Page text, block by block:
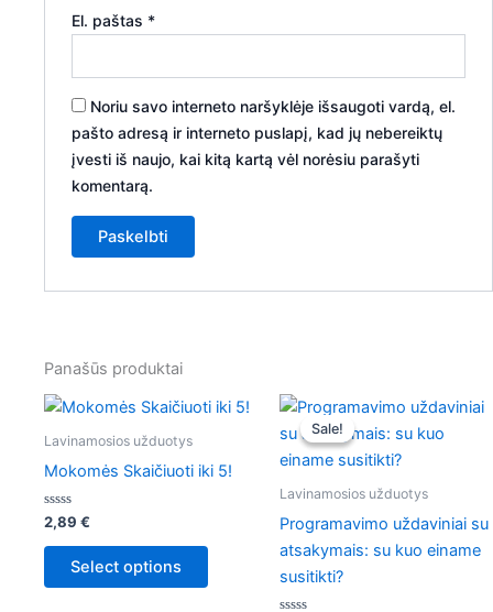
El. paštas *
Noriu savo interneto naršyklėje išsaugoti vardą, el.
pašto adresą ir interneto puslapį, kad jų nebereiktų
įvesti iš naujo, kai kitą kartą vėl norėsiu parašyti
komentarą.
Panašūs produktai
Lavinamosios užduotys
Mokomės Skaičiuoti iki 5!
Įvertinimas:
0
iš
2,89 €
Select options
Sale!
Sale!
Lavinamosios užduotys
Programavimo uždaviniai su
atsakymais: su kuo einame
susitikti?
Original
price
was:
4,50 €.
Current
is:
3,00 €.